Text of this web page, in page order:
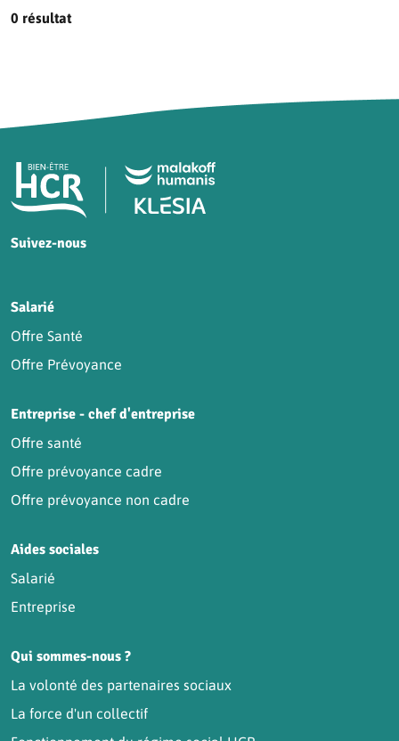
0 résultat
Pied de page HCR Bien-Être
Suivez-nous
Salarié
Offre Santé
Offre Prévoyance
Entreprise - chef d'entreprise
Offre santé
Offre prévoyance cadre
Offre prévoyance non cadre
Aides sociales
Salarié
Entreprise
Qui sommes-nous ?
La volonté des partenaires sociaux
La force d'un collectif